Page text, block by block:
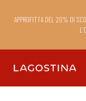
APPROFITTA DEL 20% DI